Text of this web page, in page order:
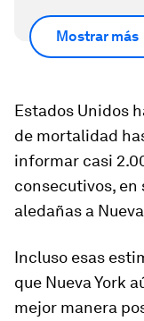
Mostrar más
Estados Unidos
de mortalidad
informar casi
consecutivos, en
aledañas a
Incluso esas
que Nueva York
mejor manera